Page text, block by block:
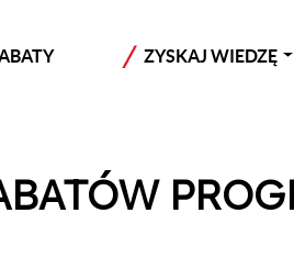
ZYSKAJ WIEDZĘ